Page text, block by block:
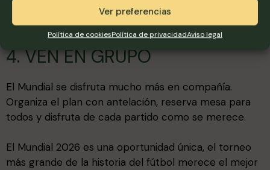
Ver preferencias
Política de cookiesPolítica de privacidadAviso legal
llegan hasta La Junquera) o aprovechas el parking
gratuito de los locales que lo ofrecen.
4. VEN EN GRUPO
El Mundial se disfruta mucho más en compañía.
Organiza el plan con antelación, reserva mesa para
todos y disfruta de cada partido como se merece.
El Mundial 2026 es una oportunidad única, el torneo
más grande de la historia del fútbol merece el mejor